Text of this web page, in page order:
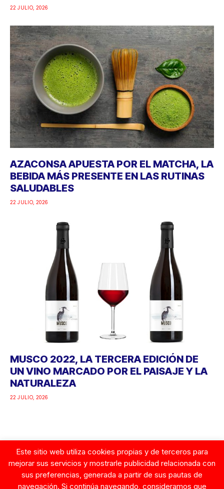
22 JULIO, 2026
AZACONSA APUESTA POR EL MATCHA, LA
BEBIDA MÁS PRESENTE EN LAS RUTINAS
SALUDABLES
22 JULIO, 2026
MUSCO 2022, LA TERCERA EDICIÓN DE
UN VINO MARCADO POR EL PAISAJE Y LA
NATURALEZA
22 JULIO, 2026
Google
Este sitio web utiliza cookies propias y de terceros para
mejorar sus servicios y mostrarle publicidad relacionada con
sus preferencias, generada a partir de sus pautas de
navegación. Si continúa navegando, consideramos que